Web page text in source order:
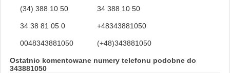
(34) 388 10 50 34 388 10 50
34 38 81 05 0 +48343881050
0048343881050 (+48)343881050
Ostatnio komentowane numery telefonu podobne do
343881050